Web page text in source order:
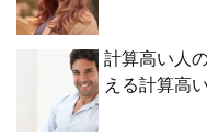
計算高い人
える計算高